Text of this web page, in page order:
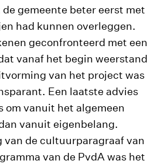
gemeente beter eerst met
had kunnen overleggen.
geconfronteerd met een
vanaf het begin weerstand
van het project was
Een laatste advies
om vanuit het algemeen
vanuit eigenbelang.
van de cultuurparagraaf van
van de PvdA was het